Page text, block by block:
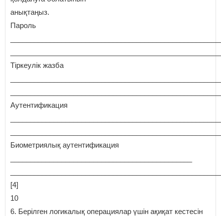
анықтаңыз.
Пароль
Тіркеулік жазба
Аутентификация
Биометриялық аутентификация
[4]
10
6. Берілген логикалық операциялар үшін ақиқат кестесін